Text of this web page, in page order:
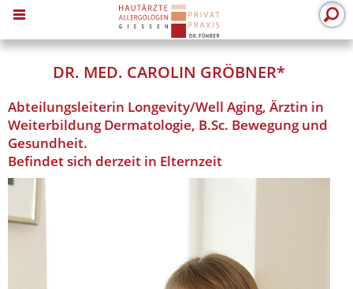
MENU
DR. MED. CAROLIN GRÖBNER*
Abteilungsleiterin Longevity/Well Aging, Ärztin in
Weiterbildung Dermatologie, B.Sc. Bewegung und
Gesundheit.
Befindet sich derzeit in Elternzeit